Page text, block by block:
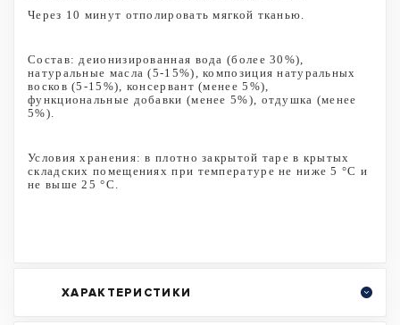
Через 10 минут отполировать мягкой тканью.
Состав: деионизированная вода (более 30%),
натуральные масла (5-15%), композиция натуральных
восков (5-15%), консервант (менее 5%),
функциональные добавки (менее 5%), отдушка (менее
5%).
Условия хранения: в плотно закрытой таре в крытых
складских помещениях при температуре не ниже 5 °С и
не выше 25 °С.
ХАРАКТЕРИСТИКИ